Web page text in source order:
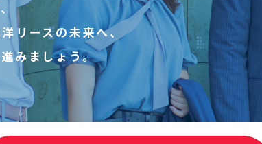
リースの未来へ、
みましょう。